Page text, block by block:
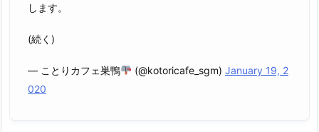
します。
(続く)
— ことりカフェ巣鴨 (@kotoricafe_sgm) January 19, 2
020